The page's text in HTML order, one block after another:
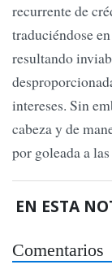
recurrente de
traduciéndose
resultando
intereses. Sin
cabeza y de
por goleada a
EN ESTA
Comentarios